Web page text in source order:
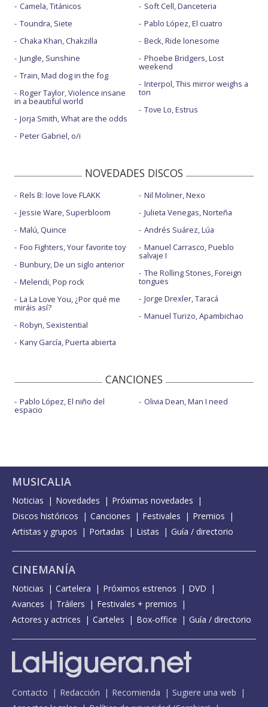
Camela, Titánicos
Toundra, Siete
Chaka Khan, Chakzilla
Jungle, Sunshine
Train, Mad dog in the fog
Roger Taylor, Violence insane
in a beautiful world
Jorja Smith, What are the odds
Peter Gabriel, o/i
Soft Cell, Danceteria
Pablo López, El cuatro
Beck, Ride lonesome
Phoebe Bridgers, Lost
weekend
Interpol, This mirror weighs a
ton
Tove Lo, Estrus
NOVEDADES DISCOS
Rels B: love love FLAKK
Jessie Ware, Superbloom
Malú, Quince
Foo Fighters, Your favorite toy
Bunbury, De un siglo anterior
Melendi, Pop rock
La La Love You, ¿Por qué me
miráis así?
Robyn, Sexistential
Kany García, Puerta abierta
Nil Moliner, Nexo
Julieta Venegas, Norteña
Andrés Suárez, Lúa
Manuel Carrasco, Pueblo
salvaje I
The Rolling Stones, Foreign
tongues
Jorge Drexler, Taracá
Manuel Turizo, Apambichao
CANCIONES
Pablo López, El niño del
espacio
Olivia Dean, Man I need
MUSICALIA
Noticias Novedades
Próximas novedades
Discos históricos
Canciones Festivales
Premios
Artistas y grupos
Portadas Listas Guía / directorio
CINEMANÍA
Noticias Cartelera Próximos estrenos
DVD
Avances
Tráilers
Festivales + premios
Actores y actrices
Carteles Box-office Guía / directorio
Contacto Redacción Recomienda
Sugiere una web